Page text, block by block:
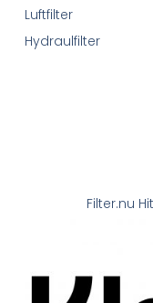
Filter.nu
Luftfilter
Hydraulfilter